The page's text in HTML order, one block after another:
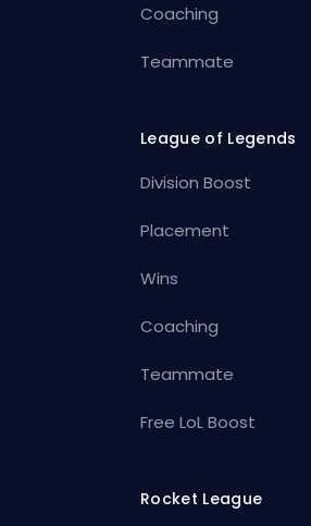
Coaching
Teammate
League of Legends
Division Boost
Placement
Wins
Coaching
Teammate
Free LoL Boost
Rocket League